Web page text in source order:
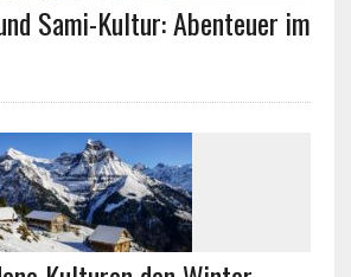
Sami-Kultur: Abenteuer im